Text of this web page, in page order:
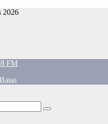
2026
FM